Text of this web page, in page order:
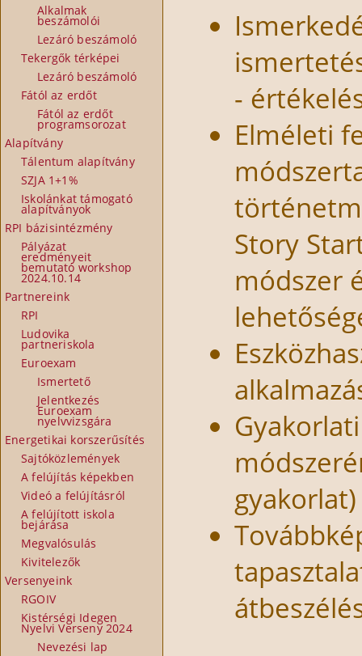
Alkalmak
beszámolói
Lezáró beszámoló
Tekergők térképei
Lezáró beszámoló
Fától az erdőt
Fától az erdőt
programsorozat
Alapítvány
Tálentum alapítvány
SZJA 1+1%
Iskolánkat támogató
alapítványok
RPI bázisintézmény
Pályázat
eredményeit
bemutató workshop
2024.10.14
Partnereink
RPI
Ludovika
partneriskola
Euroexam
Ismertető
Jelentkezés
Euroexam
nyelvvizsgára
Energetikai korszerűsítés
Sajtóközlemények
A felújítás képekben
Videó a felújításról
A felújított iskola
bejárása
Megvalósulás
Kivitelezők
Versenyeink
RGOIV
Kistérségi Idegen
Nyelvi Verseny 2024
Nevezési lap
-
Elméleti
Story
módszer
gyakorlat)